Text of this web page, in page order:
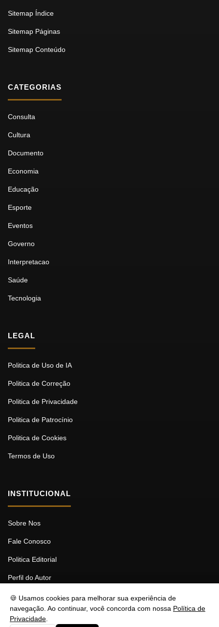
🍪 Usamos cookies para melhorar sua experiência de
navegação. Ao continuar, você concorda com nossa Política de
Privacidade
Sitemap Índice
Sitemap Páginas
Sitemap Conteúdo
CATEGORIAS
Consulta
Cultura
Documento
Economia
Educação
Esporte
Eventos
Governo
Interpretacao
Saúde
Tecnologia
LEGAL
Politica de Uso de IA
Politica de Correção
Politica de Privacidade
Politica de Patrocínio
Politica de Cookies
Termos de Uso
INSTITUCIONAL
Sobre Nos
Fale Conosco
Politica Editorial
Perfil do Autor
© 2026 MDBF. Todos os direitos reservados.